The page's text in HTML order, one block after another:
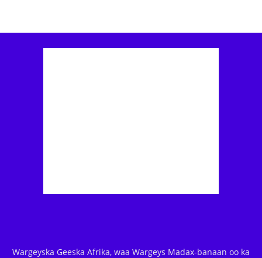
Wargeyska Geeska Afrika, waa Wargeys Madax-banaan oo ka